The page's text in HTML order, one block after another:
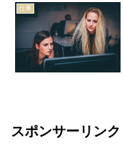
仕事
スポンサーリンク